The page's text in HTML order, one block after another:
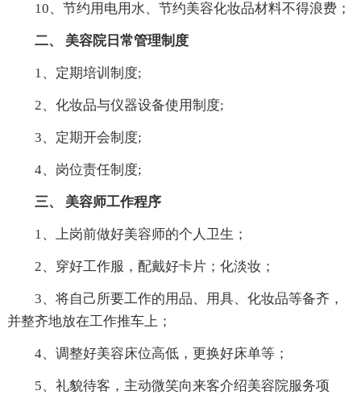
10、节约用电用水、节约美容化妆品材料不得浪费；
二、 美容院日常管理制度
1、定期培训制度;
2、化妆品与仪器设备使用制度;
3、定期开会制度;
4、岗位责任制度;
三、 美容师工作程序
1、上岗前做好美容师的个人卫生；
2、穿好工作服，配戴好卡片；化淡妆；
3、将自己所要工作的用品、用具、化妆品等备齐，
并整齐地放在工作推车上；
4、调整好美容床位高低，更换好床单等；
5、礼貌待客，主动微笑向来客介绍美容院服务项